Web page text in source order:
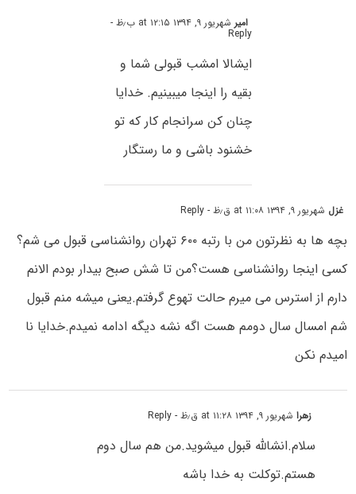
امیرشهریور ۹, ۱۳۹۴ at ۱۲:۱۵ ب٫ظ -
Reply
ایشالا امشب قبولی شما و
بقیه را اینجا میبینیم. خدایا
چنان کن سرانجام کار که تو
خشنود باشی و ما رستگار
غزل شهریور ۹, ۱۳۹۴ at ۱۱:۰۸ ق٫ظ - Reply
بچه ها به نظرتون من با رتبه ۶۰۰ تهران روانشناسی قبول می شم؟
کسی اینجا روانشناسی هست؟من تا شش صبح بیدار بودم الانم
دارم از استرس می میرم حالت تهوع گرفتم.یعنی میشه منم قبول
شم امسال سال دومم هست اگه نشه دیگه ادامه نمیدم.خدایا نا
امیدم نکن
زهراشهریور ۹, ۱۳۹۴ at ۱۱:۲۸ ق٫ظ - Reply
سلام.انشالله قبول میشوید.من هم سال دوم
هستم.توکلت به خدا باشه